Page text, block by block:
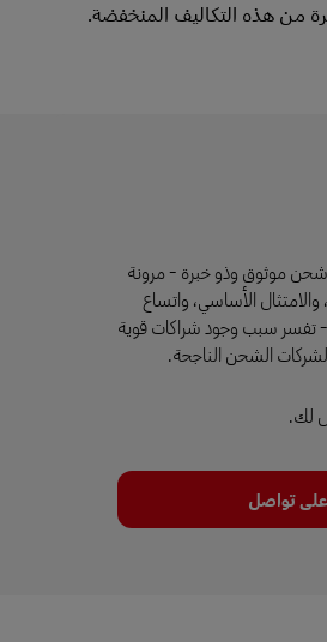
من هذه التكاليف المنخفضة.
شحن موثوق وذو خبرة - مرونة
والامتثال الأساسي، واتساع
- تفسر سبب وجود شراكات قوية
الشحن الناجحة.
لك.
تواصل